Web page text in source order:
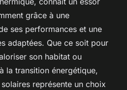
grâce à une
ses performances et une
adaptées. Que ce soit pour
son habitat ou
la transition énergétique,
représente un choix